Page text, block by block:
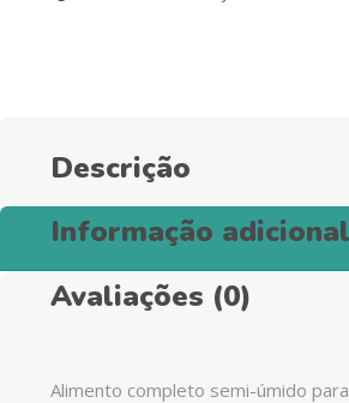
Descrição
Informação adicional
Avaliações (0)
Alimento completo semi-úmido